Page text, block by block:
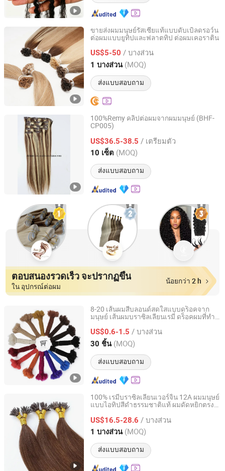
ขายส่งผมมนุษย์รัสเซียแท้แบบดับเบิลดรอว์น
ต่อผมแบบยูทิปและฟลาตทิป ต่อผมเคอราติน
US$5-50 / บางส่วน
1 บางส่วน (MOQ)
ส่งแบบสอบถาม
Guangzhou Beimeijia Trading Co., Ltd.
Guangdong, China อัตราจาก 2023
100%Remy คลิปต่อผมจากผมมนุษย์ (BHF-
CP005)
US$36.5-38.5 / เตรียมตัว
10 เซ็ต (MOQ)
ส่งแบบสอบถาม
Xuchang BeautyHair Fashion Co., Ltd.
Henan, China อัตราจาก 2004
ตอบสนองรวดเร็ว จะปรากฏขึ้น
ใน อุปกรณ์ต่อผม
น้อยกว่า 2 h
8-20 เส้นผมสีบลอนด์สดใสแบบดร็อคจาก
มนุษย์ เส้นผมบราซิลเลียนเรมี่ ดร็อคผมที่ทำ
US$0.6-1.5 / บางส่วน
30 ชิ้น (MOQ)
ส่งแบบสอบถาม
Xuchang Leyide Import And Export Trading Co., Ltd.
Henan, China อัตราจาก 2023
100% เรมี่บราซิลเลียนเวอร์จิ้น 12A ผมมนุษย์
แบบไอทิปสีดำธรรมชาติแท้ ผมดัดหยิกตรง
US$16.5-28.6 / บางส่วน
1 บางส่วน (MOQ)
ส่งแบบสอบถาม
Henan Rebecca Hair Products Co.,Ltd
Henan, China อัตราจาก 2024